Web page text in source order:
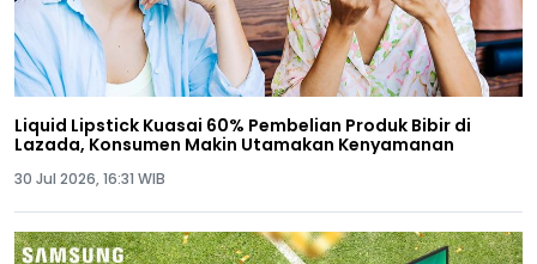
Liquid Lipstick Kuasai 60% Pembelian Produk Bibir di
Lazada, Konsumen Makin Utamakan Kenyamanan
30 Jul 2026, 16:31 WIB